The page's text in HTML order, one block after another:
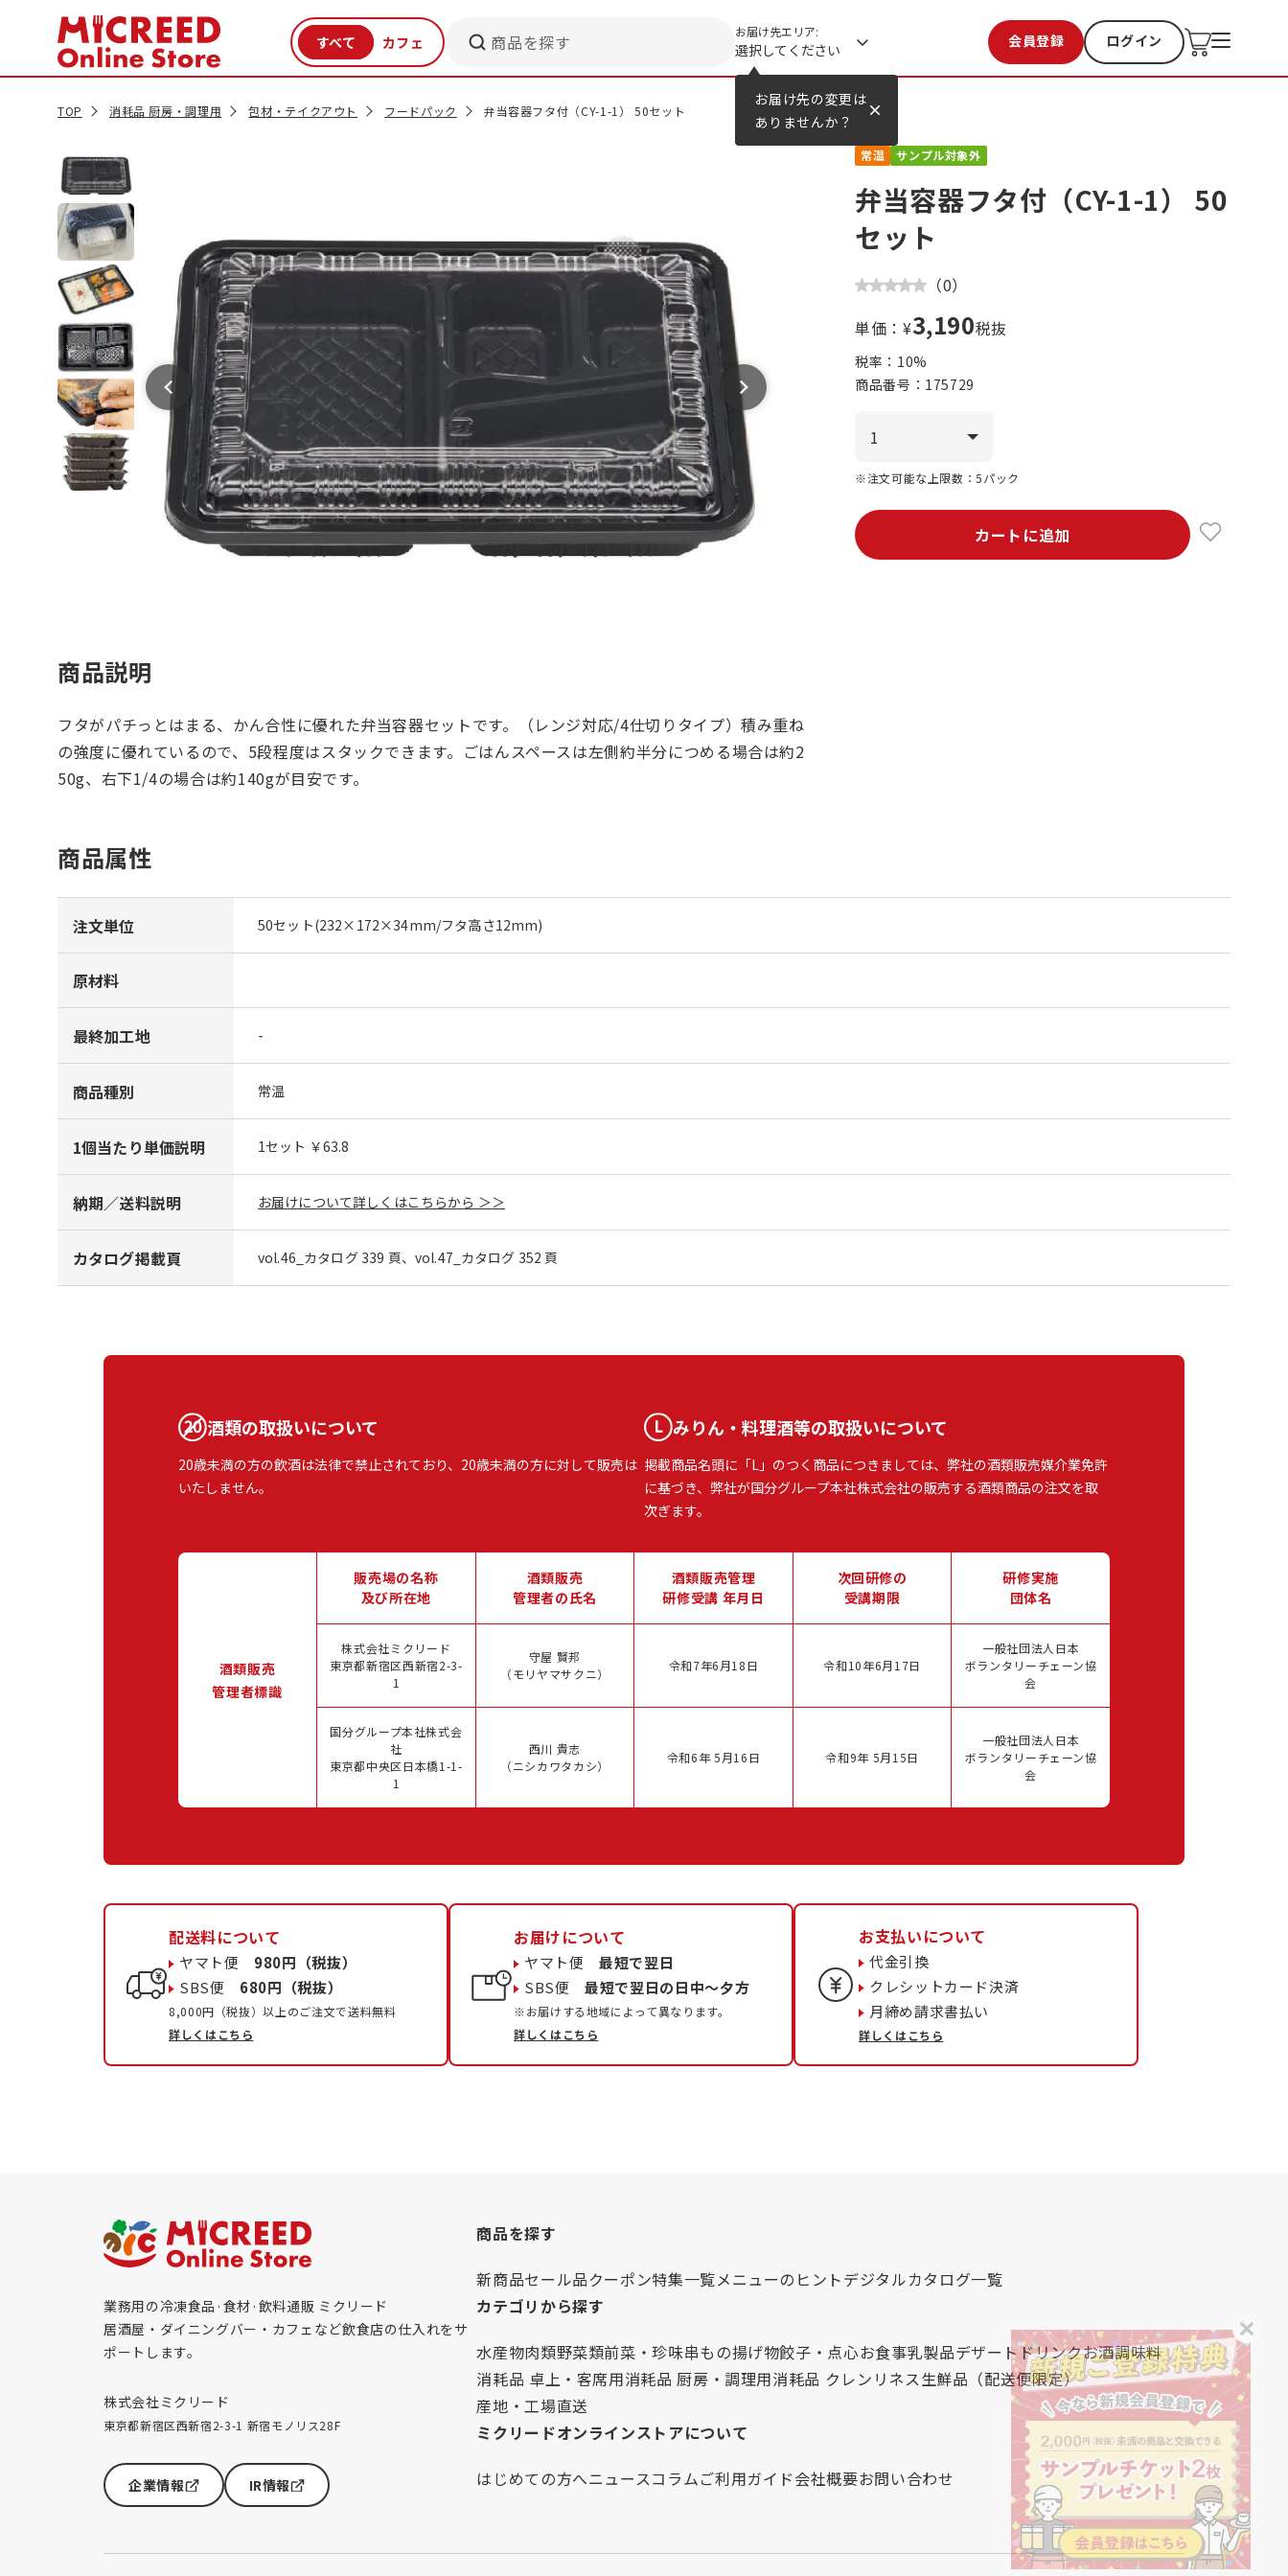
お届け先の変更は
ありませんか？
商品を探す お届け先エリア:
選択してください 会員登録 ログイン
お気に入り 過去購入
TOP 消耗品 厨房・調理用 包材・テイクアウト フードパック 弁当容器フタ付（CY-1-1） 50セット
常温 サンプル対象外
弁当容器フタ付（CY-1-1） 50
セット
（0）
単価：¥3,190税抜
税率： 10%
商品番号： 175729
※注文可能な上限数：5パック
カートに追加
商品説明
フタがパチっとはまる、かん合性に優れた弁当容器セットです。（レンジ対応/4仕切りタイプ）積み重ね
の強度に優れているので、5段程度はスタックできます。ごはんスペースは左側約半分につめる場合は約2
50g、右下1/4の場合は約140gが目安です。
商品属性
注文単位 50セット(232×172×34mm/フタ高さ12mm)
原材料
最終加工地 -
商品種別 常温
1個当たり単価説明 1セット ￥63.8
納期／送料説明 お届けについて詳しくはこちらから ＞＞
カタログ掲載頁 vol.46_カタログ 339 頁、vol.47_カタログ 352 頁
酒類の取扱いについて
20歳未満の方の飲酒は法律で禁止されており、20歳未満の方に対して販売は
いたしません。
みりん・料理酒等の取扱いについて
掲載商品名頭に「L」のつく商品につきましては、弊社の酒類販売媒介業免許
に基づき、弊社が国分グループ本社株式会社の販売する酒類商品の注文を取
次ぎます。
酒類販売
管理者標識
販売場の名称
及び所在地
酒類販売
管理者の氏名
酒類販売管理
研修受講 年月日
次回研修の
受講期限
研修実施
団体名
株式会社ミクリード
東京都新宿区西新宿2-3-
1
守屋 賢邦
（モリヤマサクニ）
令和7年6月18日 令和10年6月17日
一般社団法人日本
ボランタリーチェーン協
会
国分グループ本社株式会
社
東京都中央区日本橋1-1-
1
西川 貴志
（ニシカワタカシ）
令和6年 5月16日 令和9年 5月15日
一般社団法人日本
ボランタリーチェーン協
会
配送料について
ヤマト便 980円（税抜）
SBS便 680円（税抜）
8,000円（税抜）以上のご注文で送料無料
詳しくはこちら
お届けについて
ヤマト便最短で翌日
SBS便最短で翌日の日中〜夕方
※お届けする地域によって異なります。
詳しくはこちら
お支払いについて
代金引換
クレシットカード決済
月締め請求書払い
詳しくはこちら
業務用の冷凍食品·食材·飲料通販 ミクリード
居酒屋・ダイニングバー・カフェなど飲食店の仕入れをサ
ポートします。
株式会社ミクリード
東京都新宿区西新宿2-3-1 新宿モノリス28F
企業情報 IR情報
商品を探す
新商品セール品クーポン特集一覧メニューのヒントデジタルカタログ一覧
カテゴリから探す
水産物肉類野菜類前菜・珍味串もの揚げ物餃子・点心お食事乳製品デザートドリンクお酒調味料
消耗品 卓上・客席用消耗品 厨房・調理用消耗品 クレンリネス生鮮品（配送便限定）
産地・工場直送
ミクリードオンラインストアについて
はじめての方へニュースコラムご利用ガイド会社概要お問い合わせ